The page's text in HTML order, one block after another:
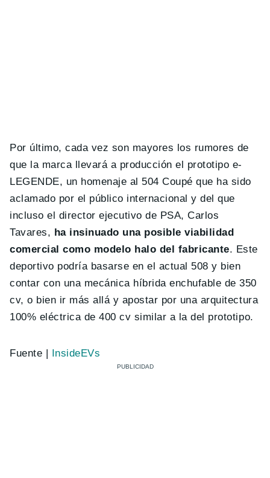
Por último, cada vez son mayores los rumores de
que la marca llevará a producción el prototipo e-
LEGENDE, un homenaje al 504 Coupé que ha sido
aclamado por el público internacional y del que
incluso el director ejecutivo de PSA, Carlos
Tavares, ha insinuado una posible viabilidad
comercial como modelo halo del fabricante. Este
deportivo podría basarse en el actual 508 y bien
contar con una mecánica híbrida enchufable de 350
cv, o bien ir más allá y apostar por una arquitectura
100% eléctrica de 400 cv similar a la del prototipo.
Fuente | InsideEVs